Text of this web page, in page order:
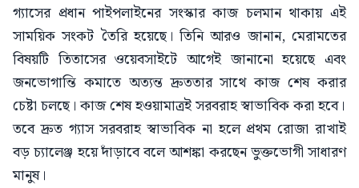
গ্যাসের প্রধান পাইপলাইনের সংস্কার কাজ চলমান থাকায় এই
সাময়িক সংকট তৈরি হয়েছে। তিনি আরও জানান, মেরামতের
বিষয়টি তিতাসের ওয়েবসাইটে আগেই জানানো হয়েছে এবং
জনভোগান্তি কমাতে অত্যন্ত দ্রুততার সাথে কাজ শেষ করার
চেষ্টা চলছে। কাজ শেষ হওয়ামাত্রই সরবরাহ স্বাভাবিক করা হবে।
তবে দ্রুত গ্যাস সরবরাহ স্বাভাবিক না হলে প্রথম রোজা রাখাই
বড় চ্যালেঞ্জ হয়ে দাঁড়াবে বলে আশঙ্কা করছেন ভুক্তভোগী সাধারণ
মানুষ।